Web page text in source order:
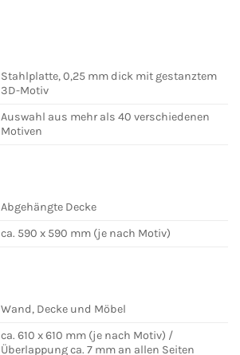
Stahlplatte, 0,25 mm dick mit gestanztem
3D-Motiv
Auswahl aus mehr als 40 verschiedenen
Motiven
Abgehängte Decke
ca. 590 x 590 mm (je nach Motiv)
Wand, Decke und Möbel
ca. 610 x 610 mm (je nach Motiv) /
Überlappung ca. 7 mm an allen Seiten